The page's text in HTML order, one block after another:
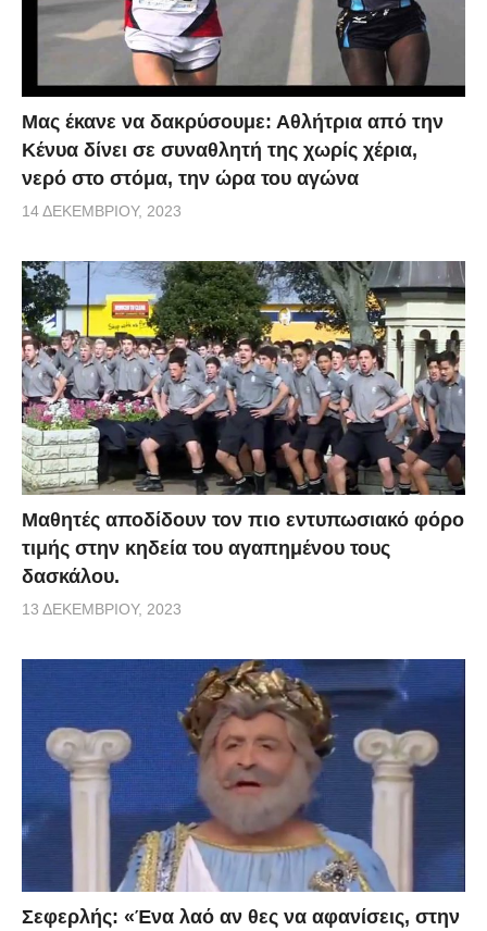
Μας έκανε να δακρύσουμε: Αθλήτρια από την
Κένυα δίνει σε συναθλητή της χωρίς χέρια,
νερό στο στόμα, την ώρα του αγώνα
14 ΔΕΚΕΜΒΡΊΟΥ, 2023
Μαθητές αποδίδουν τον πιο εντυπωσιακό φόρο
τιμής στην κηδεία του αγαπημένου τους
δασκάλου.
13 ΔΕΚΕΜΒΡΊΟΥ, 2023
Σεφερλής: «Ένα λαό αν θες να αφανίσεις, στην